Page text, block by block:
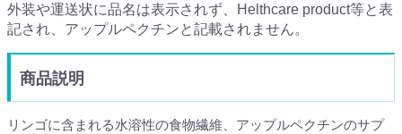
外装や運送状に品名は表示されず、Helthcare product等と表
記され、アップルペクチンと記載されません。
商品説明
リンゴに含まれる水溶性の食物繊維、アップルペクチンのサプ